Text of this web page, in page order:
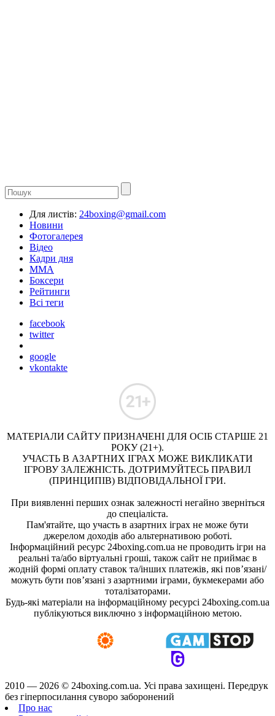
Для листів: 24boxing@gmail.com
Новини
Фотогалерея
Відео
Кадри дня
ММА
Боксери
Рейтинги
Всі теги
facebook
twitter
google
vkontakte
МАТЕРІАЛИ САЙТУ ПРИЗНАЧЕНІ ДЛЯ ОСІБ СТАРШЕ 21
РОКУ (21+).
УЧАСТЬ В АЗАРТНИХ ІГРАХ МОЖЕ ВИКЛИКАТИ
ІГРОВУ ЗАЛЕЖНІСТЬ. ДОТРИМУЙТЕСЬ ПРАВИЛ
(ПРИНЦИПІВ) ВІДПОВІДАЛЬНОЇ ГРИ.
При виявленні перших ознак залежності негайно зверніться
до спеціаліста.
Пам'ятайте, що участь в азартних іграх не може бути
джерелом доходів або альтернативою роботі.
Інформаційний ресурс 24boxing.com.ua не проводить ігри на
реальні та/або віртуальні гроші, також сайт не приймає в
жодній формі оплату ставок та/інших платежів, які пов’язані/
можуть бути пов’язані з азартними іграми, букмекерами або
тоталізаторами.
Будь-які матеріали на інформаційному ресурсі 24boxing.com.ua
публікуються виключно з інформаційною метою.
2010 — 2026 © 24boxing.com.ua. Усi права захищенi. Передрук
без гіперпосилання суворо заборонений
Про нас